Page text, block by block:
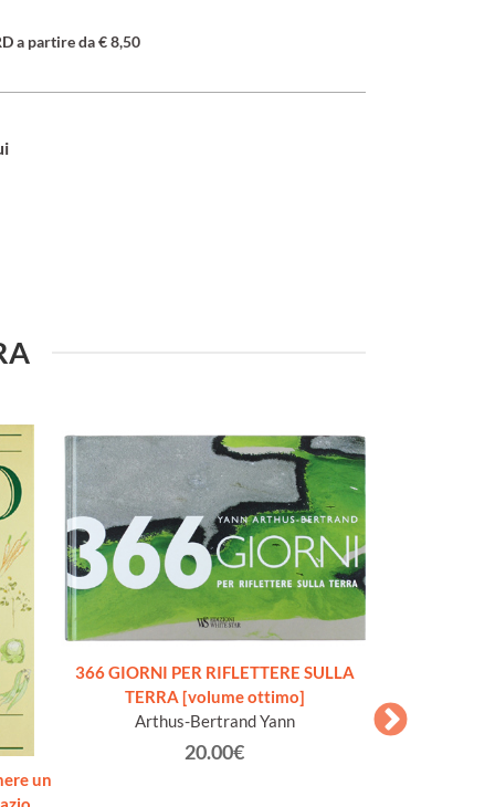
a partire da € 8,50
un
366 GIORNI PER RIFLETTERE SULLA
TERRA [volume ottimo]
Arthus-Bertrand Yann
20.00€